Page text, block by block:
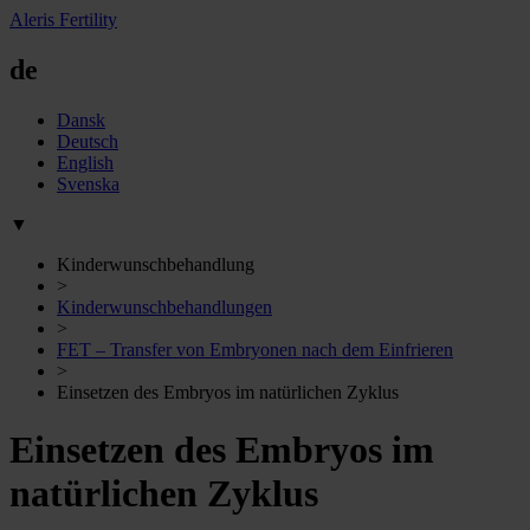
Aleris Fertility
de
Dansk
Deutsch
English
Svenska
▼
Kinderwunschbehandlung
>
Kinderwunschbehandlungen
>
FET – Transfer von Embryonen nach dem Einfrieren
>
Einsetzen des Embryos im natürlichen Zyklus
Einsetzen des Embryos im
natürlichen Zyklus